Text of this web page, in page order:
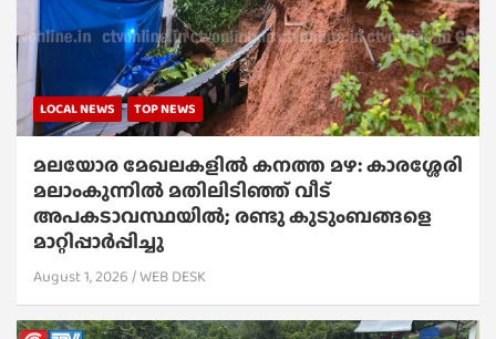
LOCAL NEWS TOP NEWS
മലയോര മേഖലകളിൽ കനത്ത മഴ: കാരശ്ശേരി
മലാംകുന്നിൽ മതിലിടിഞ്ഞ് വീട്
അപകടാവസ്ഥയിൽ; രണ്ടു കുടുംബങ്ങളെ
മാറ്റിപ്പാർപ്പിച്ചു
August 1, 2026 WEB DESK